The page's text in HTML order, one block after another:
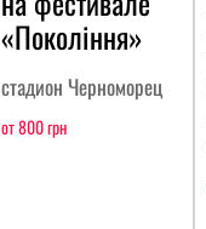
«Покоління»
стадион Черноморец
от 800 грн